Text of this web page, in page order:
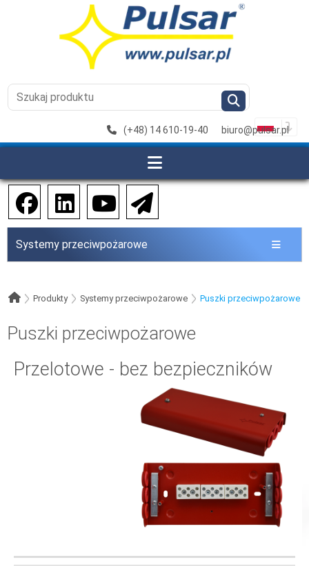
(+48) 14 610-19-40 biuro@pulsar.pl
Systemy przeciwpożarowe
Produkty Systemy przeciwpożarowe Puszki przeciwpożarowe
Puszki przeciwpożarowe
Przelotowe - bez bezpieczników
WYJŚCIE
WEJŚCIA /